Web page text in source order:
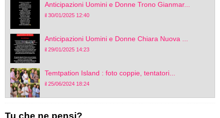
Anticipazioni Uomini e Donne Trono Gianmar...
il 30/01/2025 12:40
Anticipazioni Uomini e Donne Chiara Nuova ...
il 29/01/2025 14:23
Temtpation Island : foto coppie, tentatori...
il 25/06/2024 18:24
Tu che ne pensi?